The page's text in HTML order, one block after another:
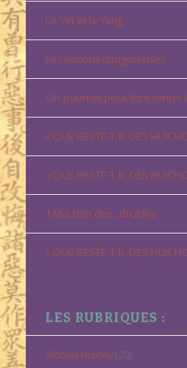
Le Yin et le Yang
Les liaisons dangereuses
On pourrait peut-être tenter
« QUE RESTE-T-IL DES
« QUE RESTE-T-IL DES
1 Mai fête des…druides
« QUE RESTE-T-IL DES
LES RUBRIQUES :
Aldous Huxley(20)